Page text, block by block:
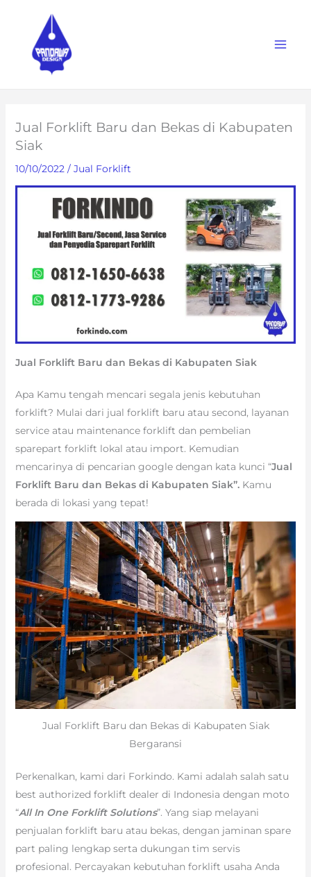
content
Jual Forklift Baru dan Bekas di Kabupaten
Siak
10/10/2022 / Jual Forklift
Jual Forklift Baru dan Bekas di Kabupaten Siak
Apa Kamu tengah mencari segala jenis kebutuhan
forklift? Mulai dari jual forklift baru atau second, layanan
service atau maintenance forklift dan pembelian
sparepart forklift lokal atau import. Kemudian
mencarinya di pencarian google dengan kata kunci “Jual
Forklift Baru dan Bekas di Kabupaten Siak”. Kamu
berada di lokasi yang tepat!
Jual Forklift Baru dan Bekas di Kabupaten Siak
Bergaransi
Perkenalkan, kami dari Forkindo. Kami adalah salah satu
best authorized forklift dealer di Indonesia dengan moto
“All In One Forklift Solutions”. Yang siap melayani
penjualan forklift baru atau bekas, dengan jaminan spare
part paling lengkap serta dukungan tim servis
profesional. Percayakan kebutuhan forklift usaha Anda